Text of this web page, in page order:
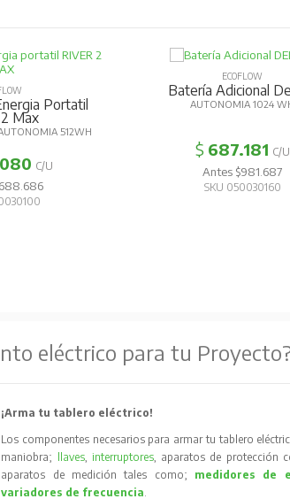
Portatil
Max
512WH
C/U
ECOFLOW
Batería Adicional
AUTONOMIA 1024
$ 687.181 C/U
Antes $981.687
SKU 050030160
eléctrico para tu
¡Arma tu tablero eléctrico!
Los componentes necesarios para armar tu tablero
maniobra;
llaves, interruptores, aparatos de protección
aparatos de medición tales como; medidores de
variadores de frecuencia.